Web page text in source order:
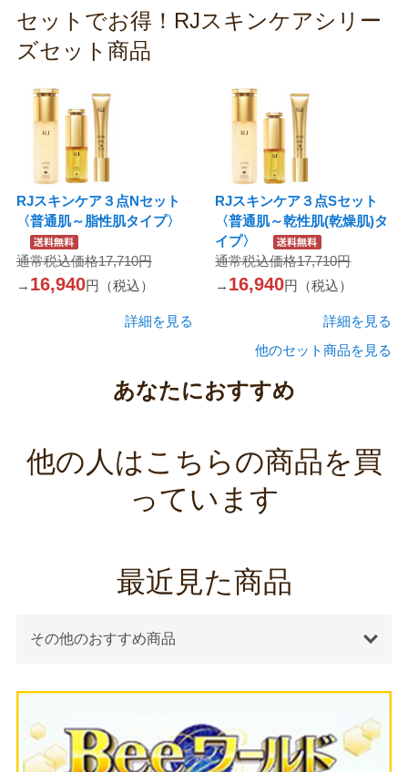
セットでお得！RJスキンケアシリー
ズセット商品
RJスキンケア３点Nセット
〈普通肌～脂性肌タイプ〉
通常税込価格17,710円
→ 16,940円（税込）
詳細を見る
RJスキンケア３点Sセット
〈普通肌～乾性肌(乾燥肌)タ
イプ〉
通常税込価格17,710円
→ 16,940円（税込）
詳細を見る
他のセット商品を見る
あなたにおすすめ
他の人はこちらの商品を買
っています
最近見た商品
その他のおすすめ商品